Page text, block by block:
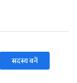
सदस्य बनें